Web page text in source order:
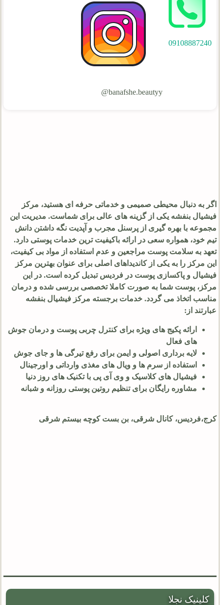
09108887240
banafshe.beautyy@
اگر به دنبال محیطی صمیمی و خدماتی حرفه ای هستید، مرکز
فیشیال بنفشه یکی از گزینه های عالی برای شماست. مدیریت این
مجموعه با بهره گیری از پرسنل مجرب و آپدیت نگه داشتن دانش
تیم خود، همواره سعی در ارائه باکیفیت ترین خدمات پوستی دارد.
تعهد به سلامت پوست مراجعین و عدم استفاده از مواد بی کیفیت،
این مرکز را به یکی از کاندیداهای اصلی برای عنوان بهترین مرکز
فیشیال و پاکسازی پوست در فردیس تبدیل کرده است. در این
مرکز، پوست شما به صورت کاملا تخصصی بررسی شده و درمان
مناسب اتخاذ می گردد. خدمات برجسته مرکز فیشیال بنفشه
عبارتند از:
ارائه پکیج های ویژه برای کنترل چربی پوست و درمان جوش
های فعال
لایه برداری اصولی و ایمن برای رفع تیرگی ها و جای جوش
استفاده از سرم ها و ویال های مغذی وارداتی و اورجینال
فیشیال های کلاسیک و وی آی پی با تکنیک های روز دنیا
مشاوره رایگان برای تنظیم روتین پوستی روزانه و شبانه
کرج،فردیس، کانال شرقی، بن بست کوچه بیستم شرقی
کلینیک نجلا